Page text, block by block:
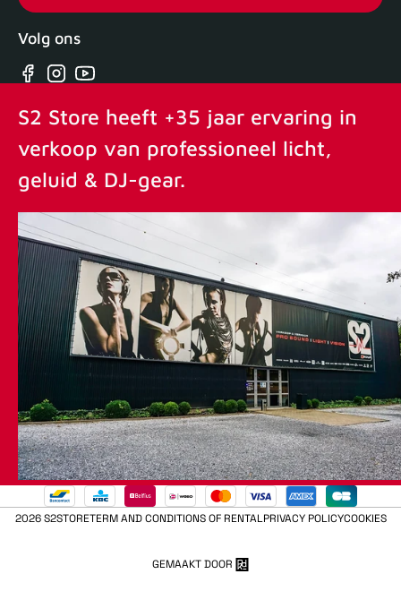
Volg ons
Facebook
Instagram
YouTube
S2 Store heeft +35 jaar ervaring in
verkoop van professioneel licht,
geluid & DJ-gear.
2026 S2STORETERM AND CONDITIONS OF RENTALPRIVACY POLICYCOOKIES
GEMAAKT DOOR